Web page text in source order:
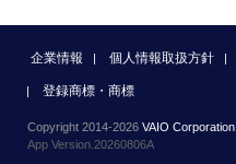
企業情報 個人情報取扱方針
登録商標・商標
Copyright 2014-2026 VAIO Corporation
App Version.20260806A